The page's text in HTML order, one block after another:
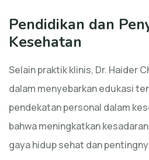
Pendidikan dan
Kesehatan
Selain praktik klinis, Dr. Haider
dalam menyebarkan edukasi
pendekatan personal dalam
bahwa meningkatkan
gaya hidup sehat dan